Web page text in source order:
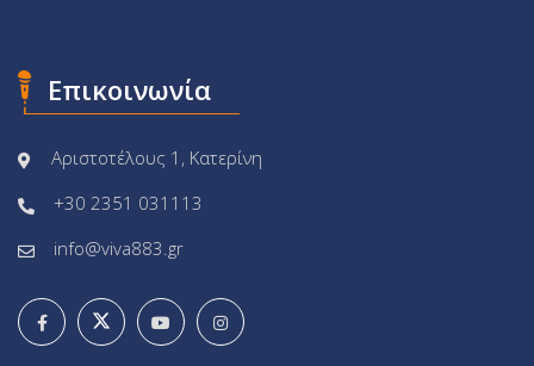
Επικοινωνία
Αριστοτέλους 1, Κατερίνη
+30 2351 031113
info@viva883.gr